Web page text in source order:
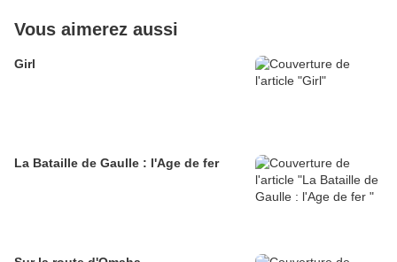
Vous aimerez aussi
Girl
La Bataille de Gaulle : l'Age de fer